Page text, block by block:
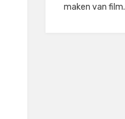
maken van film.